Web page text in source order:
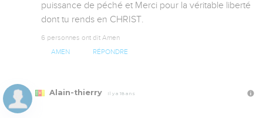
puissance de péché et Merci pour la véritable liberté
dont tu rends en CHRIST.
6 personnes ont dit Amen
AMEN RÉPONDRE
Alain-thierry Il y a 18 ans